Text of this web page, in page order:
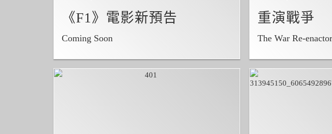
《F1》電影新預告
Coming Soon
重演戰爭
The War Re-